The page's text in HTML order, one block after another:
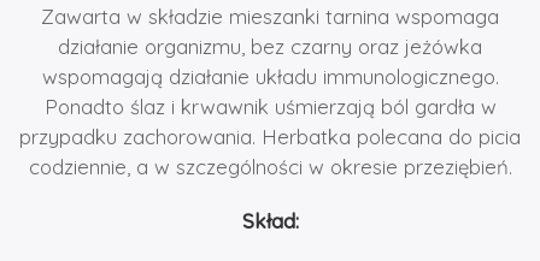
Zawarta w składzie mieszanki tarnina wspomaga
działanie organizmu, bez czarny oraz jeżówka
wspomagają działanie układu immunologicznego.
Ponadto ślaz i krwawnik uśmierzają ból gardła w
przypadku zachorowania. Herbatka polecana do picia
codziennie, a w szczególności w okresie przeziębień.
Skład: